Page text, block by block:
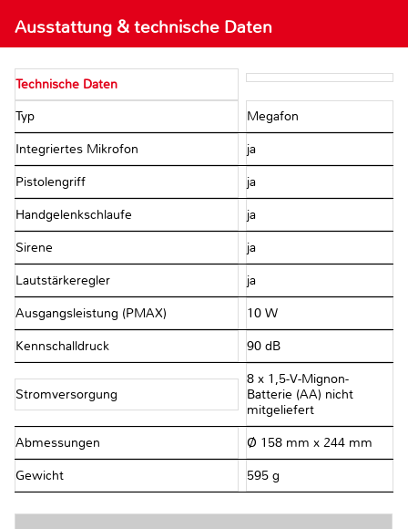
Ausstattung & technische Daten
Technische Daten
Typ Megafon
Integriertes Mikrofon ja
Pistolengriff ja
Handgelenkschlaufe ja
Sirene ja
Lautstärkeregler ja
Ausgangsleistung (PMAX) 10 W
Kennschalldruck 90 dB
Stromversorgung
8 x 1,5-V-Mignon-
Batterie (AA) nicht
mitgeliefert
Abmessungen Ø 158 mm x 244 mm
Gewicht 595 g